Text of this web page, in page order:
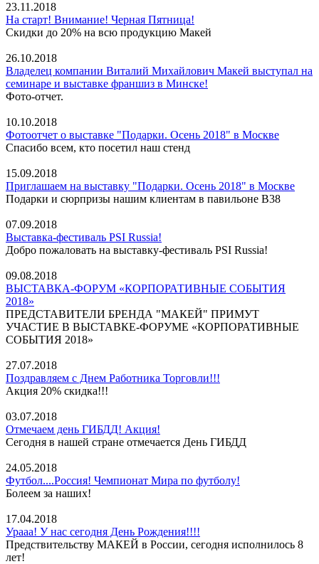
23.11.2018
На старт! Внимание! Черная Пятница!
Скидки до 20% на всю продукцию Макей
26.10.2018
Владелец компании Виталий Михайлович Макей выступал на
семинаре и выставке франшиз в Минске!
Фото-отчет.
10.10.2018
Фотоотчет о выставке "Подарки. Осень 2018" в Москве
Спасибо всем, кто посетил наш стенд
15.09.2018
Приглашаем на выставку "Подарки. Осень 2018" в Москве
Подарки и сюрпризы нашим клиентам в павильоне В38
07.09.2018
Выставка-фестиваль PSI Russia!
Добро пожаловать на выставку-фестиваль PSI Russia!
09.08.2018
ВЫСТАВКА-ФОРУМ «КОРПОРАТИВНЫЕ СОБЫТИЯ
2018»
ПРЕДСТАВИТЕЛИ БРЕНДА "МАКЕЙ" ПРИМУТ
УЧАСТИЕ В ВЫСТАВКЕ-ФОРУМЕ «КОРПОРАТИВНЫЕ
СОБЫТИЯ 2018»
27.07.2018
Поздравляем с Днем Работника Торговли!!!
Акция 20% скидка!!!
03.07.2018
Отмечаем день ГИБДД! Акция!
Сегодня в нашей стране отмечается День ГИБДД
24.05.2018
Футбол....Россия! Чемпионат Мира по футболу!
Болеем за наших!
17.04.2018
Урааа! У нас сегодня День Рождения!!!!
Предствительству МАКЕЙ в России, сегодня исполнилось 8
лет!